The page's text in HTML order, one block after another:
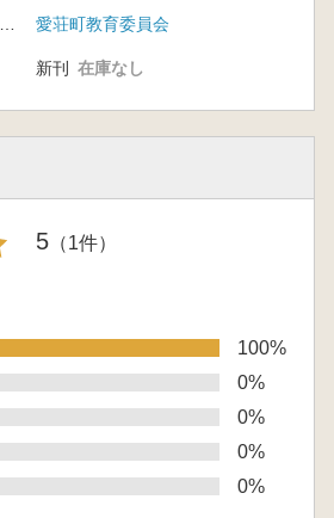
愛荘町教育委員会
新刊 在庫なし
5 （1件）
100%
0%
0%
0%
0%